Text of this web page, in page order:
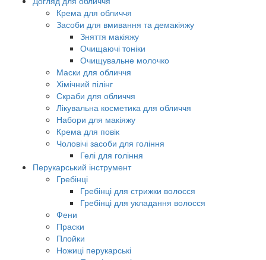
Крема для обличчя
Засоби для вмивання та демакіяжу
Зняття макіяжу
Очищаючі тоніки
Очищувальне молочко
Маски для обличчя
Хімічний пілінг
Скраби для обличчя
Лікувальна косметика для обличчя
Набори для макіяжу
Крема для повік
Чоловічі засоби для гоління
Гелі для гоління
Перукарський інструмент
Гребінці
Гребінці для стрижки волосся
Гребінці для укладання волосся
Фени
Праски
Плойки
Ножиці перукарські